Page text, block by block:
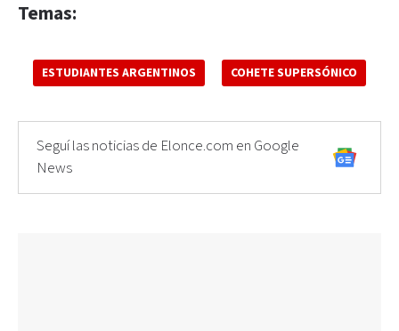
Temas:
ESTUDIANTES ARGENTINOS COHETE SUPERSÓNICO
Seguí las noticias de Elonce.com en Google
News